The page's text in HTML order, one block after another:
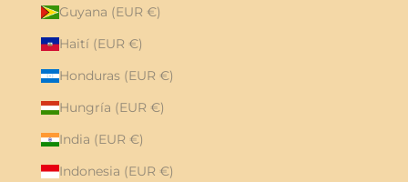
Guyana (EUR €)
Haití (EUR €)
Honduras (EUR €)
Hungría (EUR €)
India (EUR €)
Indonesia (EUR €)